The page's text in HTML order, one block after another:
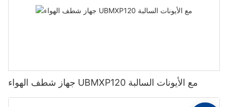
جهاز شطف الهواء UBMXP120 مع الأيونات السالبة